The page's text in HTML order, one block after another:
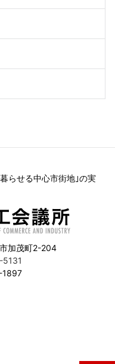
らせる中心市街地｣の実
加茂町2-204
1897